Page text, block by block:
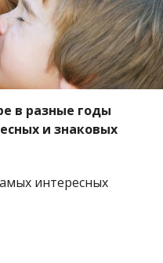
в разные годы
и знаковых
интересных